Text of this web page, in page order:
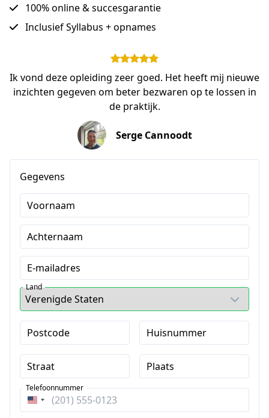
100% online & succesgarantie
Inclusief Syllabus + opnames
Ik vond deze opleiding zeer goed. Het heeft mij nieuwe
inzichten gegeven om beter bezwaren op te lossen in
de praktijk.
Serge Cannoodt
Gegevens
Voornaam
Achternaam
E-mailadres
Land
Postcode Huisnummer
Straat Plaats
Verenigde
Telefoonnummer